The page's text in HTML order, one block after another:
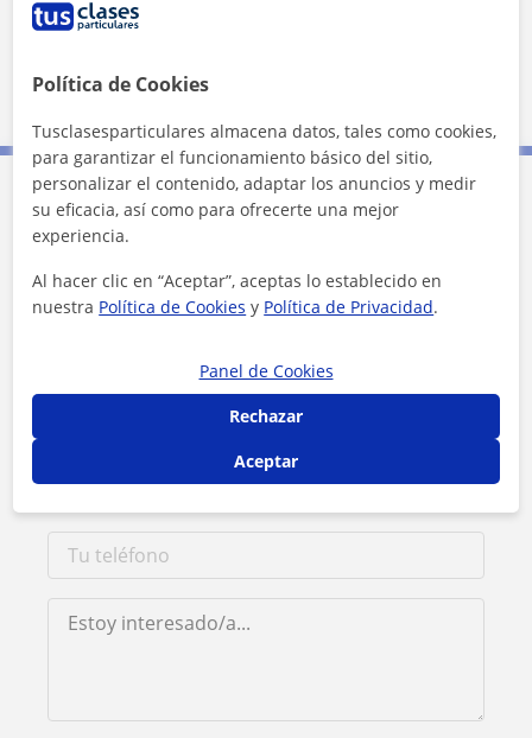
Contacta con Beatriz
Tarifa 10€/h
Política de Cookies
Tusclasesparticulares almacena datos, tales como cookies,
para garantizar el funcionamiento básico del sitio,
personalizar el contenido, adaptar los anuncios y medir
su eficacia, así como para ofrecerte una mejor
experiencia.
Al hacer clic en “Aceptar”, aceptas lo establecido en
nuestra Política de Cookies y Política de Privacidad.
Panel de Cookies
Rechazar
Aceptar